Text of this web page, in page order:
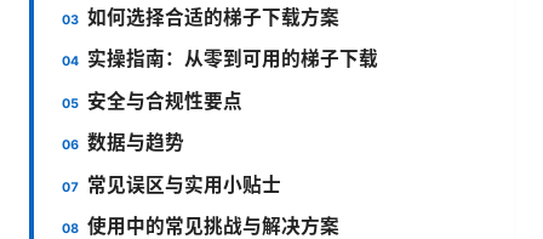
如何选择合适的梯子下载方案
实操指南：从零到可用的梯子下载
安全与合规性要点
数据与趋势
常见误区与实用小贴士
使用中的常见挑战与解决方案